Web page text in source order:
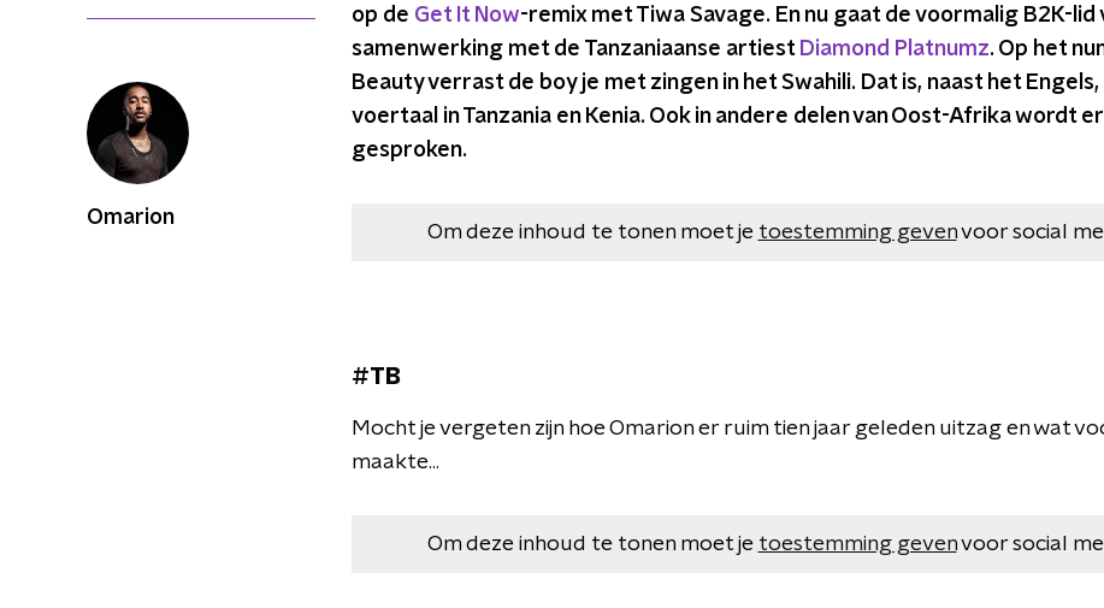
op de Get It Now-remix met Tiwa Savage. En nu gaat de voormalig B2K-lid
samenwerking met de Tanzaniaanse artiest Diamond Platnumz. Op het
Beauty verrast de boy je met zingen in het Swahili. Dat is, naast het
voertaal in Tanzania en Kenia. Ook in andere delen van Oost-Afrika wordt
gesproken.
Om deze inhoud te tonen moet je toestemming gevenvoor social
#TB
Mocht je vergeten zijn hoe Omarion er ruim tien jaar geleden uitzag en wat
maakte...
Om deze inhoud te tonen moet je toestemming gevenvoor social
Omarion